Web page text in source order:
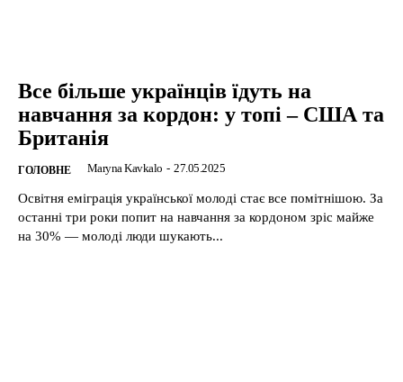
Все більше українців їдуть на
навчання за кордон: у топі – США та
Британія
ГОЛОВНЕ Maryna Kavkalo - 27.05.2025
Освітня еміграція української молоді стає все помітнішою. За
останні три роки попит на навчання за кордоном зріс майже
на 30% — молоді люди шукають...